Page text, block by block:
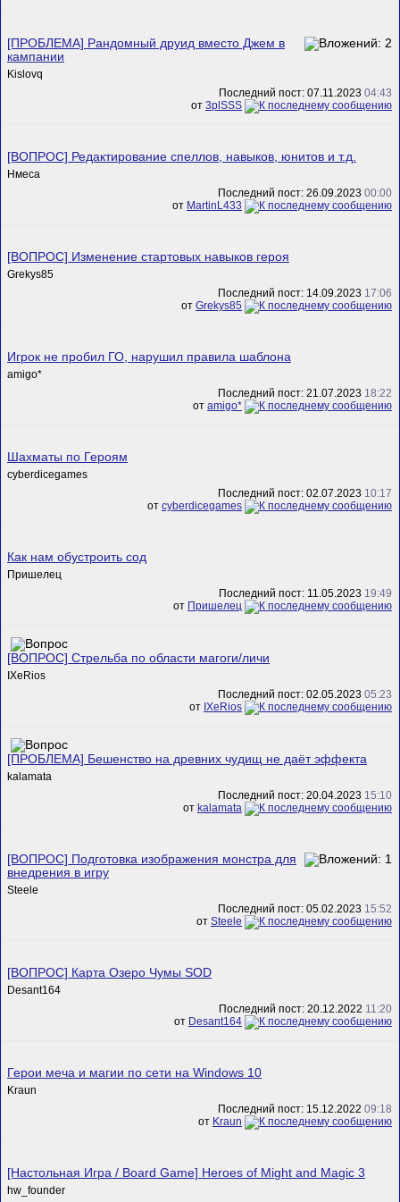
[ПРОБЛЕМА] Рандомный друид вместо Джем в
кампании
Kislovq
Последний пост: 07.11.2023 04:43
от 3plSSS
[ВОПРОС] Редактирование спеллов, навыков, юнитов и т.д.
Нмеса
Последний пост: 26.09.2023 00:00
от MartinL433
[ВОПРОС] Изменение стартовых навыков героя
Grekys85
Последний пост: 14.09.2023 17:06
от Grekys85
Игрок не пробил ГО, нарушил правила шаблона
amigo*
Последний пост: 21.07.2023 18:22
от amigo*
Шахматы по Героям
cyberdicegames
Последний пост: 02.07.2023 10:17
от cyberdicegames
Как нам обустроить сод
Пришелец
Последний пост: 11.05.2023 19:49
от Пришелец
[ВОПРОС] Стрельба по области магоги/личи
IXeRios
Последний пост: 02.05.2023 05:23
от IXeRios
[ПРОБЛЕМА] Бешенство на древних чудищ не даёт эффекта
kalamata
Последний пост: 20.04.2023 15:10
от kalamata
[ВОПРОС] Подготовка изображения монстра для
внедрения в игру
Steele
Последний пост: 05.02.2023 15:52
от Steele
[ВОПРОС] Карта Озеро Чумы SOD
Desant164
Последний пост: 20.12.2022 11:20
от Desant164
Герои меча и магии по сети на Windows 10
Kraun
Последний пост: 15.12.2022 09:18
от Kraun
[Настольная Игра / Board Game] Heroes of Might and Magic 3
hw_founder